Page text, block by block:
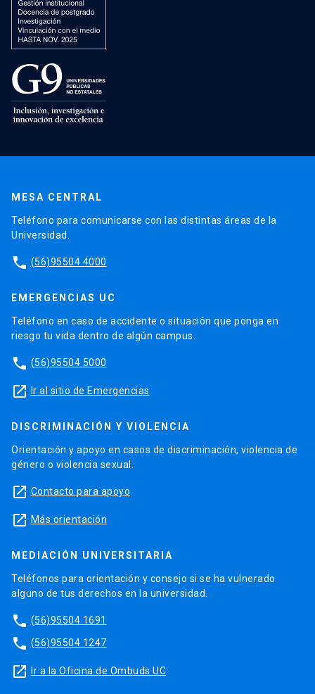
MESA CENTRAL
Teléfono para comunicarse con las distintas áreas de la
Universidad.
phone (56)95504 4000
EMERGENCIAS UC
Teléfono en caso de accidente o situación que ponga en
riesgo tu vida dentro de algún campus.
phone (56)95504 5000
launch Ir al sitio de Emergencias
DISCRIMINACIÓN Y VIOLENCIA
Orientación y apoyo en casos de discriminación, violencia de
género o violencia sexual.
launch Contacto para apoyo
launch Más orientación
MEDIACIÓN UNIVERSITARIA
Teléfonos para orientación y consejo si se ha vulnerado
alguno de tus derechos en la universidad.
phone (56)95504 1691
phone (56)95504 1247
launch Ir a la Oficina de Ombuds UC